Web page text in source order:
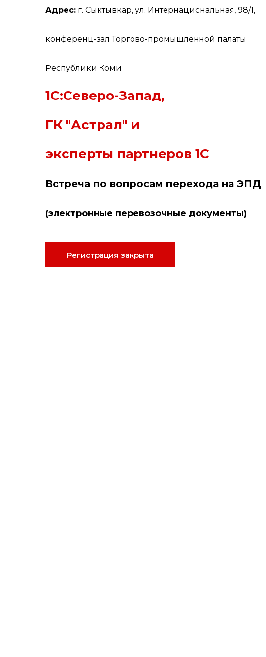
Адрес: г. Сыктывкар, ул. Интернациональная, 98/1,
конференц-зал Торгово-промышленной палаты
Республики Коми
1С:Северо-Запад,
ГК "Астрал" и
эксперты партнеров 1С
Встреча по вопросам перехода на ЭПД
(электронные перевозочные документы)
Регистрация закрыта